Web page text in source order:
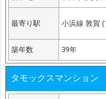
最寄り駅 小浜線 敦賀
築年数 39年
タモックスマンション